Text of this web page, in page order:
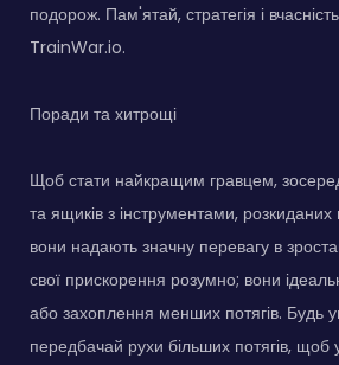
подорож. Пам'ятай, стратегія і
TrainWar.io.
Поради та хитрощі
Щоб стати найкращим гравцем,
та ящиків з інструментами, розкиданих
вони надають значну перевагу в
свої прискорення розумно; вони
або захоплення менших потягів. Будь
передбачай рухи більших потягів, щоб